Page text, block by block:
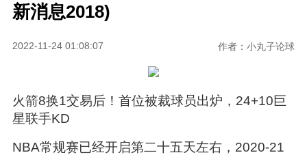
新消息2018)
2022-11-24 01:08:07 作者：小丸子论球
火箭8换1交易后！首位被裁球员出炉，24+10巨
星联手KD
NBA常规赛已经开启第二十五天左右，2020-21